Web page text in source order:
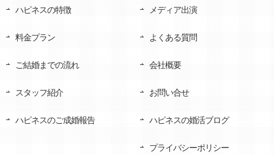
ハピネスの特徴
料金プラン
ご結婚までの流れ
スタッフ紹介
ハピネスのご成婚報告
メディア出演
よくある質問
会社概要
お問い合せ
ハピネスの婚活ブログ
プライバシーポリシー